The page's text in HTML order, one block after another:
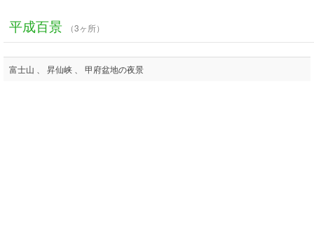
平成百景 （3ヶ所）
富士山 、 昇仙峡 、 甲府盆地の夜景